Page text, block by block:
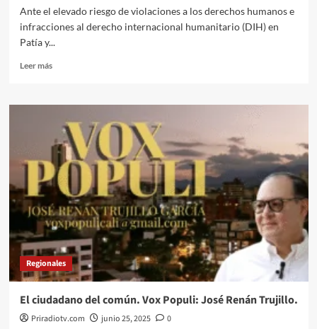
Ante el elevado riesgo de violaciones a los derechos humanos e
infracciones al derecho internacional humanitario (DIH) en
Patía y...
Leer másLeer
Alertas
Patia
y
Tambo
en
Cauca.
Defensoria
del
Pueblo
junio
2025.
Regionales
El ciudadano del común. Vox Populi: José Renán Trujillo.
Priradiotv.com junio 25, 2025
0